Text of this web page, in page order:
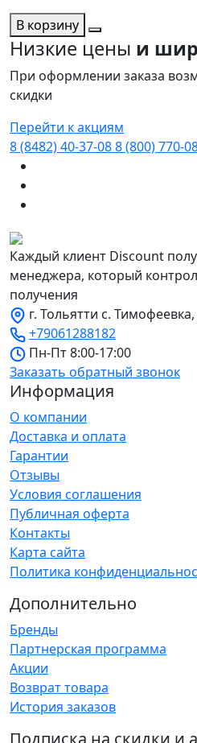
В корзину
Низкие цены и
При оформлении заказа
скидки
Перейти к акциям
8 (8482) 40-37-088 (800) 770-
Каждый клиент Discount
менеджера, который
получения
г. Тольятти с.
+79061288182
Пн-Пт 8:00-17:00
Заказать обратный звонок
Информация
О компании
Доставка и оплата
Гарантии
Отзывы
Условия соглашения
Публичная оферта
Контакты
Карта сайта
Политика
Дополнительно
Бренды
Партнерская программа
Акции
Возврат товара
История заказов
Подписка на скидки и